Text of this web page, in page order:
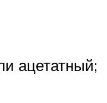
ацетатный;